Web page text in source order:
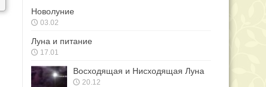
Новолуние
03.02
Луна и питание
17.01
Восходящая и Нисходящая Луна
20.12